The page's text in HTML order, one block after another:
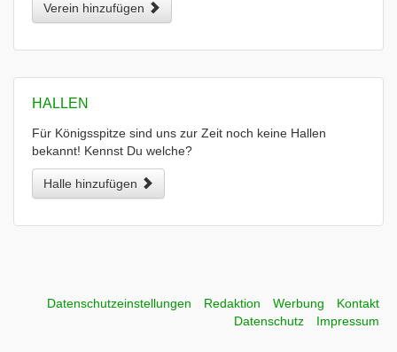
Verein hinzufügen
HALLEN
Für Königsspitze sind uns zur Zeit noch keine Hallen
bekannt! Kennst Du welche?
Halle hinzufügen
Datenschutzeinstellungen Redaktion Werbung
Kontakt
Datenschutz
Impressum